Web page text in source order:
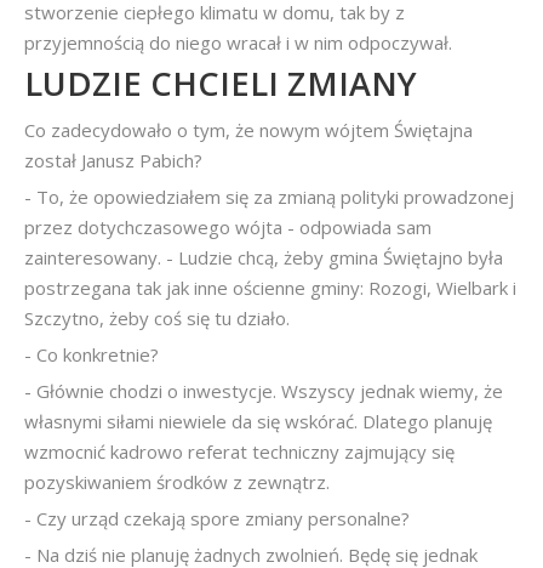
stworzenie ciepłego klimatu w domu, tak by z
przyjemnością do niego wracał i w nim odpoczywał.
LUDZIE CHCIELI ZMIANY
Co zadecydowało o tym, że nowym wójtem Świętajna
został Janusz Pabich?
- To, że opowiedziałem się za zmianą polityki prowadzonej
przez dotychczasowego wójta - odpowiada sam
zainteresowany. - Ludzie chcą, żeby gmina Świętajno była
postrzegana tak jak inne ościenne gminy: Rozogi, Wielbark i
Szczytno, żeby coś się tu działo.
- Co konkretnie?
- Głównie chodzi o inwestycje. Wszyscy jednak wiemy, że
własnymi siłami niewiele da się wskórać. Dlatego planuję
wzmocnić kadrowo referat techniczny zajmujący się
pozyskiwaniem środków z zewnątrz.
- Czy urząd czekają spore zmiany personalne?
- Na dziś nie planuję żadnych zwolnień. Będę się jednak